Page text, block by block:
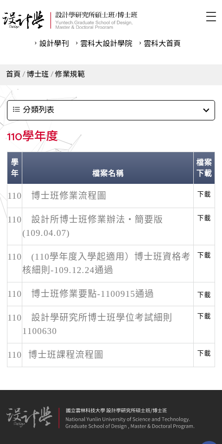
設計學刊 雲科⼤設計學院 雲科⼤首頁
首頁 博士班 修業規範
分類列表
110學年度
學
年
檔案名稱
檔案
下載
110 博士班修業流程圖 下載
110 設計所博士班修業辦法‧簡要版
(109.04.07)
下載
110 (110學年度入學起適用）博士班資格考
核細則-109.12.24通過
下載
110 博士班修業要點-1100915通過 下載
110 設計學研究所博士班學位考試細則
1100630
下載
110 博士班課程流程圖 下載